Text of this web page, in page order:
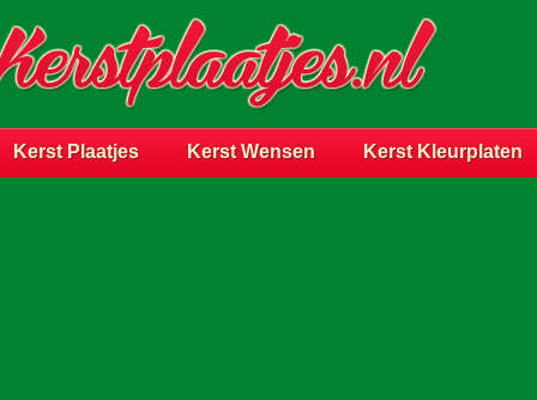
Kerst Plaatjes Kerst Wensen Kerst Kleurplaten